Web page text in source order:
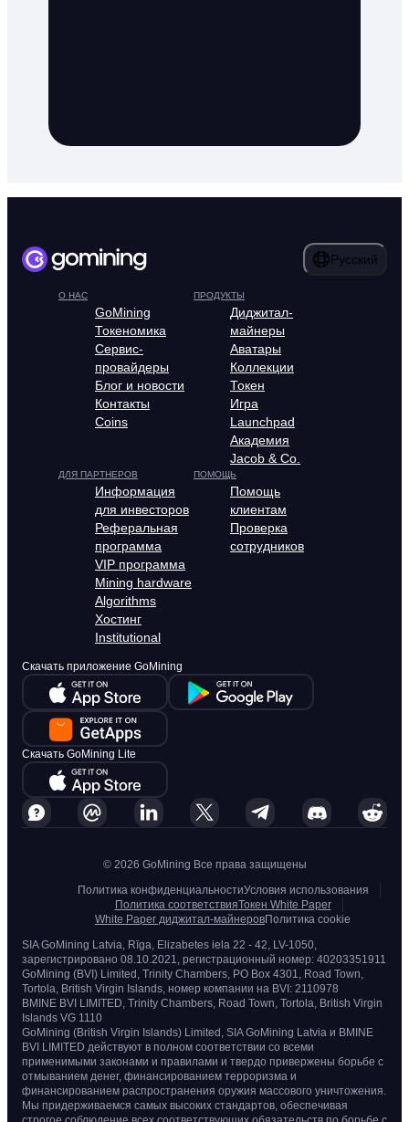
Русский
О НАС
GoMining
Токеномика
Сервис-
провайдеры
Блог и новости
Контакты
Coins
ПРОДУКТЫ
Диджитал-
майнеры
Аватары
Коллекции
Токен
Игра
Launchpad
Академия
Jacob & Co.
ДЛЯ ПАРТНЕРОВ
Информация
для инвесторов
Реферальная
программа
VIP программа
Mining hardware
Algorithms
Хостинг
Institutional
ПОМОЩЬ
Помощь
клиентам
Проверка
сотрудников
Скачать приложение GoMining
Скачать GoMining Lite
© 2026 GoMining Все права защищены
Политика конфиденциальностиУсловия использования
Политика соответствияТокен White Paper
White Paper диджитал-майнеровПолитика cookie
SIA GoMining Latvia, Rīga, Elizabetes iela 22 - 42, LV-1050,
зарегистрировано 08.10.2021, регистрационный номер: 40203351911
GoMining (BVI) Limited, Trinity Chambers, PO Box 4301, Road Town,
Tortola, British Virgin Islands, номер компании на BVI: 2110978
BMINE BVI LIMITED, Trinity Chambers, Road Town, Tortola, British Virgin
Islands VG 1110
GoMining (British Virgin Islands) Limited, SIA GoMining Latvia и BMINE
BVI LIMITED действуют в полном соответствии со всеми
применимыми законами и правилами и твердо привержены борьбе с
отмыванием денег, финансированием терроризма и
финансированием распространения оружия массового уничтожения.
Мы придерживаемся самых высоких стандартов, обеспечивая